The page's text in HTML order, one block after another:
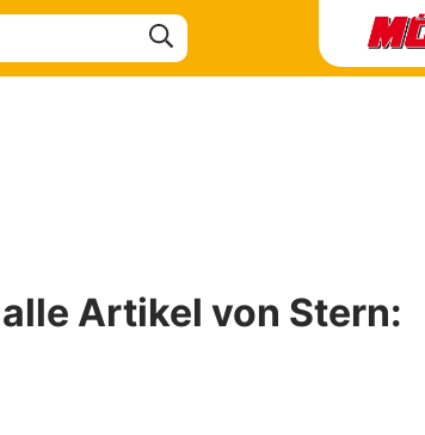
Artikel von Stern: